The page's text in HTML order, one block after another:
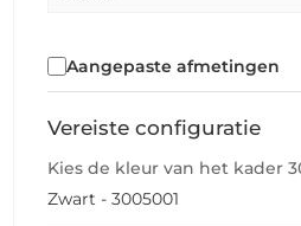
Aangepaste afmetingen
Vereiste configuratie
Kies de kleur van het kader
Zwart - 3005001